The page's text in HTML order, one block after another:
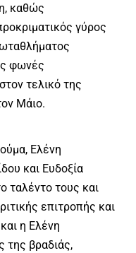
καθώς
γύρος
φωνές
τελικό της
Μάιο.
Ελένη
και Ευδοξία
ταλέντο τους και
επιτροπής και
η Ελένη
της βραδιάς,